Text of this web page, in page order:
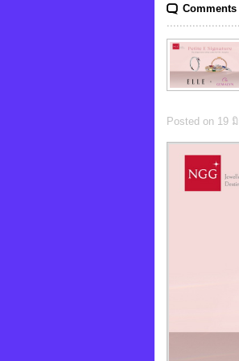
Comments
Posted on 19